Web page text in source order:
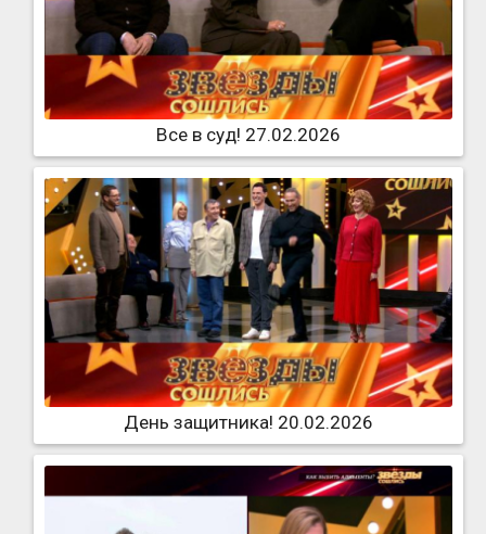
Все в суд! 27.02.2026
День защитника! 20.02.2026